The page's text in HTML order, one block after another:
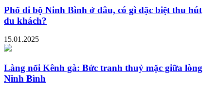
Phố đi bộ Ninh Bình ở đâu, có gì đặc biệt thu hút
du khách?
15.01.2025
Làng nổi Kênh gà: Bức tranh thuỷ mặc giữa lòng
Ninh Bình